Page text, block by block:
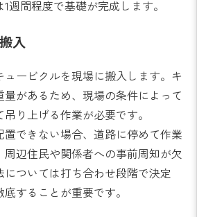
週間程度で基礎が完成します。
入
ービクルを現場に搬入します。キ
量があるため、現場の条件によって
り上げる作業が必要です。
できない場合、道路に停めて作業
辺住民や関係者への事前周知が欠
ついては打ち合わせ段階で決定
することが重要です。